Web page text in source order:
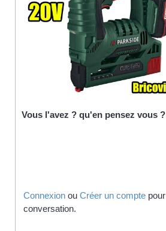
Vous l'avez ? qu'en pensez vous ?
Connexion ou Créer un compte
conversation.